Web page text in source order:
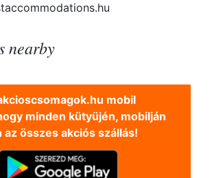
nearby
mobil
minden kütyüjén, mobilján
összes akciós szállás!